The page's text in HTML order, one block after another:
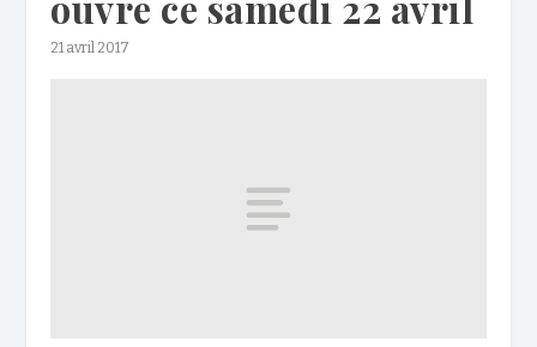
21 avril 2017